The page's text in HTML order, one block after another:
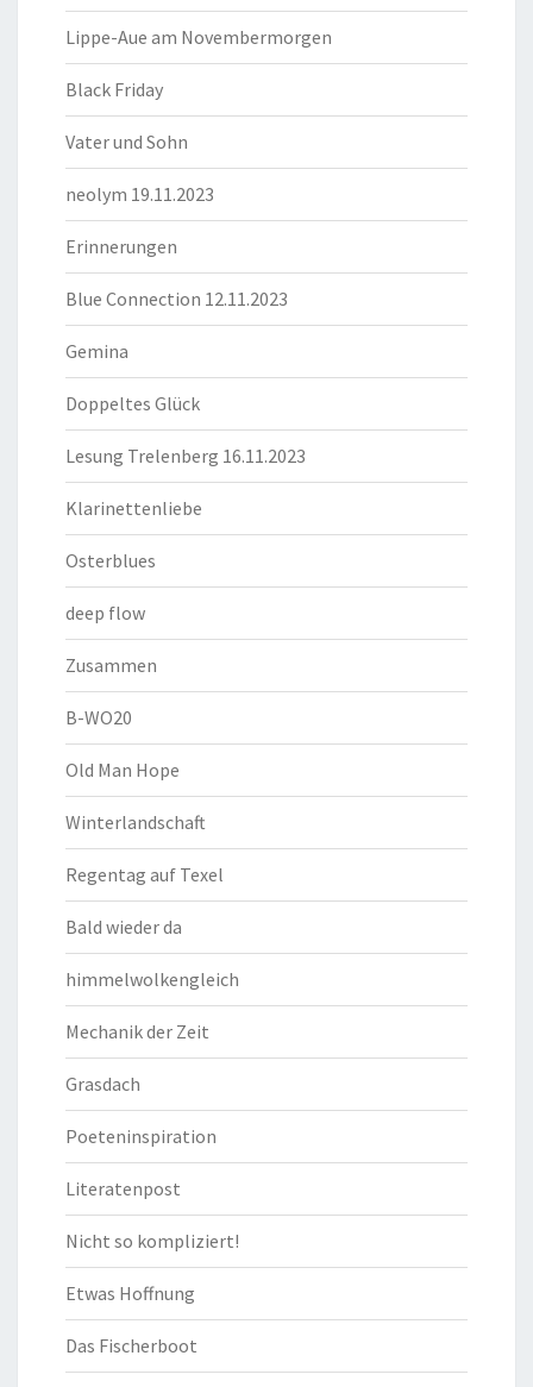
Lippe-Aue am Novembermorgen
Black Friday
Vater und Sohn
neolym 19.11.2023
Erinnerungen
Blue Connection 12.11.2023
Gemina
Doppeltes Glück
Lesung Trelenberg 16.11.2023
Klarinettenliebe
Osterblues
deep flow
Zusammen
B-WO20
Old Man Hope
Winterlandschaft
Regentag auf Texel
Bald wieder da
himmelwolkengleich
Mechanik der Zeit
Grasdach
Poeteninspiration
Literatenpost
Nicht so kompliziert!
Etwas Hoffnung
Das Fischerboot